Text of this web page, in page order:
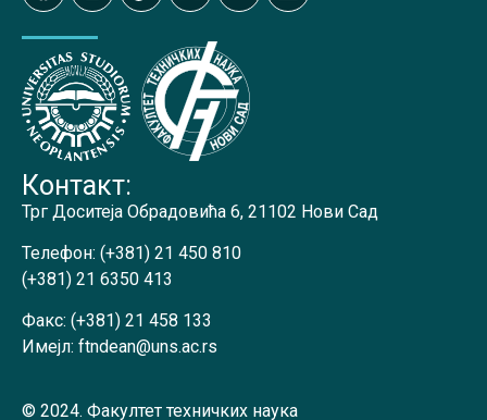
Контакт:
Трг Доситеја Обрадовића 6, 21102 Нови Сад
Телефон: (+381) 21 450 810
(+381) 21 6350 413
Факс: (+381) 21 458 133
Имејл: ftndean@uns.ac.rs
© 2024. Факултет техничких наука